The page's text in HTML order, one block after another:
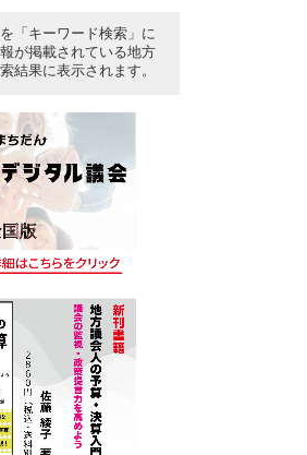
「キーワード検索」に
が掲載されている地方
結果に表示されます。